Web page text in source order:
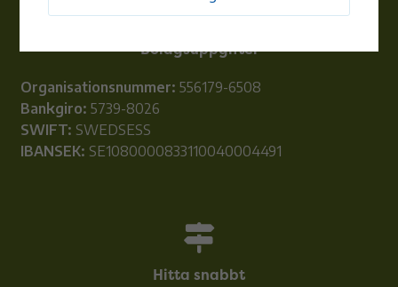
Bolagsuppgifter
Organisationsnummer: 556179-6508
Bankgiro: 5739-8026
SWIFT: SWEDSESS
IBANSEK: SE1080000833110040004491
Hitta snabbt